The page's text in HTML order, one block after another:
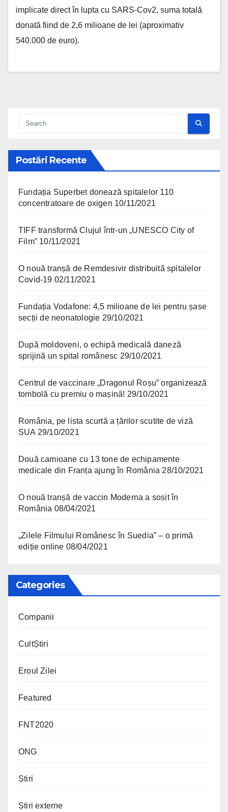
implicate direct în lupta cu SARS-Cov2, suma totală
donată fiind de 2,6 milioane de lei (aproximativ
540.000 de euro).
Postări Recente
Fundația Superbet donează spitalelor 110
concentratoare de oxigen 10/11/2021
TIFF transformă Clujul într-un „UNESCO City of
Film” 10/11/2021
O nouă tranșă de Remdesivir distribuită spitalelor
Covid-19 02/11/2021
Fundația Vodafone: 4,5 milioane de lei pentru șase
secții de neonatologie 29/10/2021
După moldoveni, o echipă medicală daneză
sprijină un spital românesc 29/10/2021
Centrul de vaccinare „Dragonul Roșu” organizează
tombolă cu premiu o mașină! 29/10/2021
România, pe lista scurtă a țărilor scutite de viză
SUA 29/10/2021
Două camioane cu 13 tone de echipamente
medicale din Franța ajung în România 28/10/2021
O nouă tranșă de vaccin Moderna a sosit în
România 08/04/2021
„Zilele Filmului Românesc în Suedia” – o primă
ediție online 08/04/2021
Categories
Companii
CultȘtiri
Eroul Zilei
Featured
FNT2020
ONG
Știri
Știri externe